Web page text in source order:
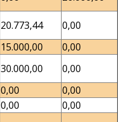
20.773,44
0,00
15.000,00
0,00
30.000,00
0,00
0,00
0,00
0,00
0,00